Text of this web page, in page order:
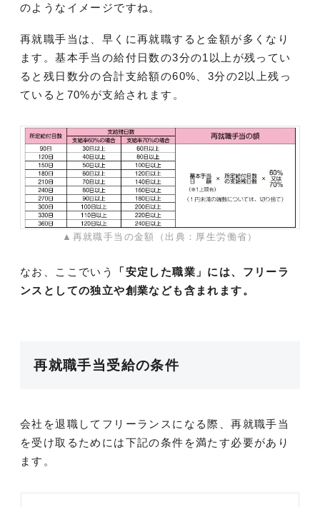
のようなイメージですね。
再就職手当は、早くに再就職すると金額が多くなり
ます。基本手当の給付日数の3分の1以上が残ってい
ると残日数分の合計支給額の60%、3分の2以上残っ
ていると70%が支給されます。
▲再就職手当の金額（出典：厚生労働省）
なお、ここでいう
「安定した職業」には、フリーラ
ンスとしての独立や創業なども含まれます。
再就職手当受給の条件
会社を退職してフリーランスになる際、再就職手当
を受け取るためには下記の条件を満たす必要があり
ます。